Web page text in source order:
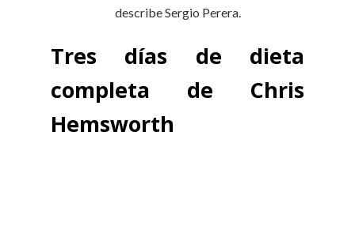
describe Sergio Perera.
Tres días de dieta
completa de Chris
Hemsworth